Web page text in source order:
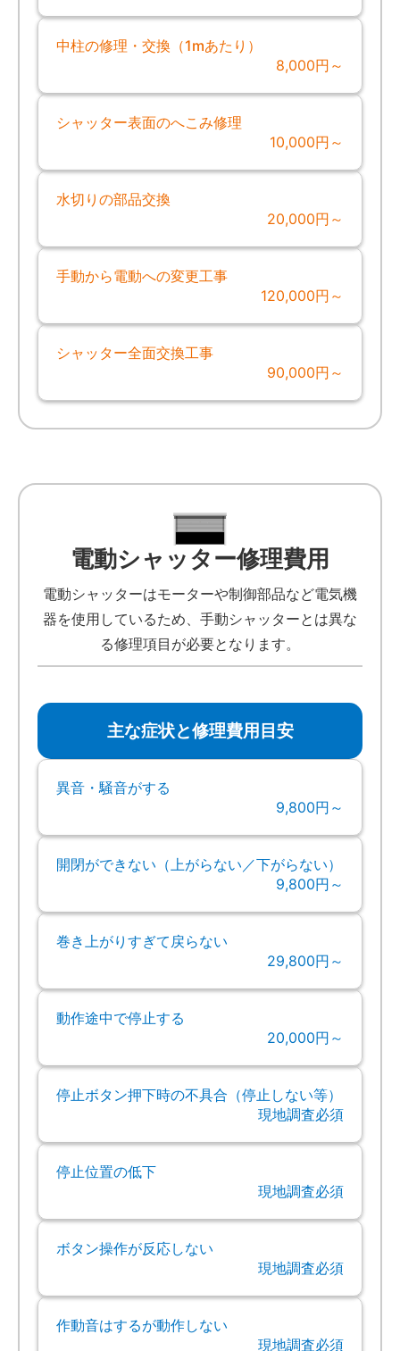
中柱の修理・交換（1mあたり）
8,000円～
シャッター表面のへこみ修理
10,000円～
水切りの部品交換
20,000円～
手動から電動への変更工事
120,000円～
シャッター全面交換工事
90,000円～
電動シャッター修理費用
電動シャッターはモーターや制御部品など電気機
器を使用しているため、手動シャッターとは異な
る修理項目が必要となります。
主な症状と修理費用目安
異音・騒音がする
9,800円～
開閉ができない（上がらない／下がらない）
9,800円～
巻き上がりすぎて戻らない
29,800円～
動作途中で停止する
20,000円～
停止ボタン押下時の不具合（停止しない等）
現地調査必須
停止位置の低下
現地調査必須
ボタン操作が反応しない
現地調査必須
作動音はするが動作しない
現地調査必須